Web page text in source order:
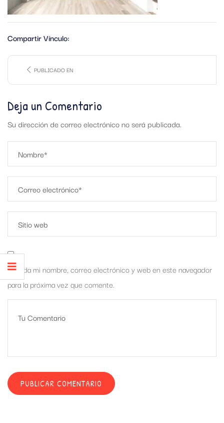
Compartir Vínculo:
PUBLICADO EN
Deja un Comentario
Su dirección de correo electrónico no será publicada.
Guarda mi nombre, correo electrónico y web en este navegador
para la próxima vez que comente.